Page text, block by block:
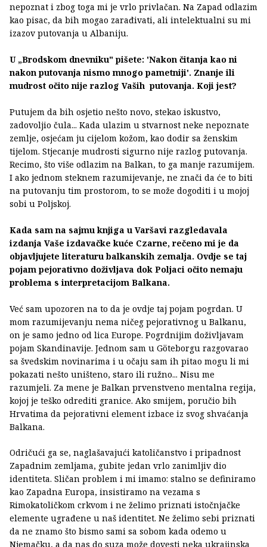
nepoznat i zbog toga mi je vrlo privlačan. Na Zapad odlazim
kao pisac, da bih mogao zarađivati, ali intelektualni su mi
izazov putovanja u Albaniju.
U „Brodskom dnevniku" pišete: 'Nakon čitanja kao ni
nakon putovanja nismo mnogo pametniji'. Znanje ili
mudrost očito nije razlog Vaših putovanja. Koji jest?
Putujem da bih osjetio nešto novo, stekao iskustvo,
zadovoljio čula... Kada ulazim u stvarnost neke nepoznate
zemlje, osjećam ju cijelom kožom, kao dodir sa ženskim
tijelom. Stjecanje mudrosti sigurno nije razlog putovanja.
Recimo, što više odlazim na Balkan, to ga manje razumijem.
I ako jednom steknem razumijevanje, ne znači da će to biti
na putovanju tim prostorom, to se može dogoditi i u mojoj
sobi u Poljskoj.
Kada sam na sajmu knjiga u Varšavi razgledavala
izdanja Vaše izdavačke kuće Czarne, rečeno mi je da
objavljujete literaturu balkanskih zemalja. Ovdje se taj
pojam pejorativno doživljava dok Poljaci očito nemaju
problema s interpretacijom Balkana.
Već sam upozoren na to da je ovdje taj pojam pogrdan. U
mom razumijevanju nema ničeg pejorativnog u Balkanu,
on je samo jedno od lica Europe. Pogrdnijim doživljavam
pojam Skandinavije. Jednom sam u Göteborgu razgovarao
sa švedskim novinarima i u očaju sam ih pitao mogu li mi
pokazati nešto uništeno, staro ili ružno... Nisu me
razumjeli. Za mene je Balkan prvenstveno mentalna regija,
kojoj je teško odrediti granice. Ako smijem, poručio bih
Hrvatima da pejorativni element izbace iz svog shvaćanja
Balkana.
Odričući ga se, naglašavajući katoličanstvo i pripadnost
Zapadnim zemljama, gubite jedan vrlo zanimljiv dio
identiteta. Sličan problem i mi imamo: stalno se definiramo
kao Zapadna Europa, insistiramo na vezama s
Rimokatoličkom crkvom i ne želimo priznati istočnjačke
elemente ugrađene u naš identitet. Ne želimo sebi priznati
da ne znamo što bismo sami sa sobom kada odemo u
Njemačku, a da nas do suza može dovesti neka ukrajinska